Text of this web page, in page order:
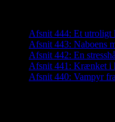
Afsnit 444: Et utroligt
Afsnit 443: Naboens
Afsnit 442: En
Afsnit 441: Krænket i
Afsnit 440: Vampyr